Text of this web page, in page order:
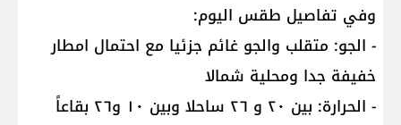
وفي تفاصيل طقس اليوم:
- الجو: متقلب والجو غائم جزئيا مع احتمال امطار
خفيفة جدا ومحلية شمالا
- الحرارة: بين ٢٠ و ٢٦ ساحلا وبين ١٠ و٢٦ بقاعاً